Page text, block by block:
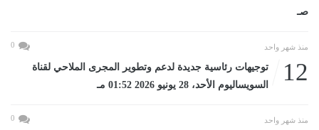
صـ
منذ شهر واحد 0
12
توجيهات رئاسية جديدة لدعم وتطوير المجرى الملاحي لقناة
السويساليوم الأحد، 28 يونيو 2026 01:52 مـ
منذ شهر واحد 0